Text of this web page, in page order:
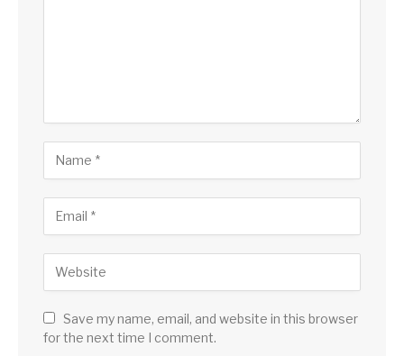
Save my name, email, and website in this browser
for the next time I comment.